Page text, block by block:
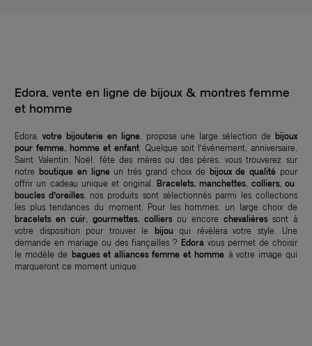
Edora, vente en ligne de bijoux & montres femme
et homme
Edora, votre bijouterie en ligne, propose une large sélection debijoux
pour femme, homme et enfant . Quelque soit l’événement, anniversaire,
Saint Valentin, Noël, fête des mères ou des pères, vous trouverez sur
notre boutique en ligneun très grand choix de bijoux de qualité pour
offrir un cadeau unique et original. Bracelets, manchettes, colliers, ou
boucles d’oreilles, nos produits sont sélectionnés parmi les collections
les plus tendances du moment. Pour les hommes, un large choix de
bracelets en cuir, gourmettes, colliersou encore chevalièressont à
votre disposition pour trouver le bijouqui révèlera votre style. Une
demande en mariage ou des fiançailles ?Edora vous permet de choisir
le modèle de bagues et alliances femme et homme à votre image qui
marqueront ce moment unique.